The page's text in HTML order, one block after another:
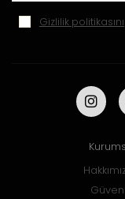
Gizlilik politikasını